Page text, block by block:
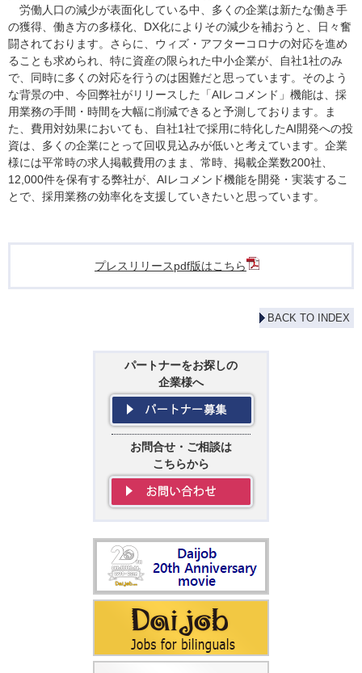
労働人口の減少が表面化している中、多くの企業は新たな働き手
の獲得、働き方の多様化、DX化によりその減少を補おうと、日々奮
闘されております。さらに、ウィズ・アフターコロナの対応を進め
ることも求められ、特に資産の限られた中小企業が、自社1社のみ
で、同時に多くの対応を行うのは困難だと思っています。そのよう
な背景の中、今回弊社がリリースした「AIレコメンド」機能は、採
用業務の手間・時間を大幅に削減できると予測しております。ま
た、費用対効果においても、自社1社で採用に特化したAI開発への投
資は、多くの企業にとって回収見込みが低いと考えています。企業
様には平常時の求人掲載費用のまま、常時、掲載企業数200社、
12,000件を保有する弊社が、AIレコメンド機能を開発・実装するこ
とで、採用業務の効率化を支援していきたいと思っています。
プレスリリースpdf版はこちら
BACK TO INDEX
パートナーをお探しの
企業様へ
お問合せ・ご相談は
こちらから